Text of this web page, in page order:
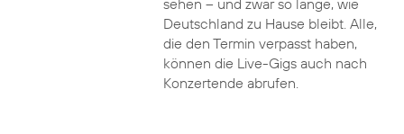
sehen – und zwar so lange, wie
Deutschland zu Hause bleibt. Alle,
die den Termin verpasst haben,
können die Live-Gigs auch nach
Konzertende abrufen.